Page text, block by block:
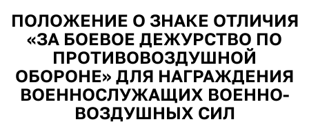
ПОЛОЖЕНИЕ О ЗНАКЕ ОТЛИЧИЯ
«ЗА БОЕВОЕ ДЕЖУРСТВО ПО
ПРОТИВОВОЗДУШНОЙ
ОБОРОНЕ» ДЛЯ НАГРАЖДЕНИЯ
ВОЕННОСЛУЖАЩИХ ВОЕННО-
ВОЗДУШНЫХ СИЛ